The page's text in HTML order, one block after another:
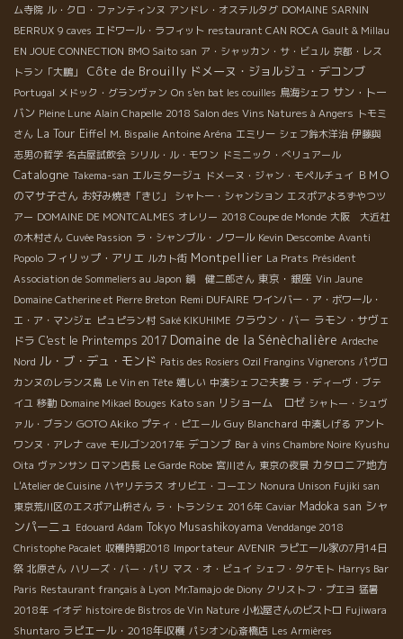
ム寺院 ル・クロ・ファンティンヌ アンドレ・オステルタグ DOMAINE SARNIN
BERRUX 9 caves エドワール・ラフィット restaurant CAN ROCA Gault & Millau
EN JOUE CONNECTION BMO Saito san ア・シャッカン・サ・ビュル 京都・レス
トラン「大鵬」
Côte de Brouilly ドメーヌ・ジョルジュ・デコンブ
Portugal メドック・グランヴァン On s'en bat les couilles 鳥海シェフ サン・トー
バン Pleine Lune Alain Chapelle 2018 Salon des Vins Natures à Angers トモミ
さん La Tour Eiffel M. Bispalie Antoine Aréna エミリー シェフ鈴木洋治 伊藤與
志男の哲学 名古屋試飲会 シリル・ル・モワン ドミニック・べリュアール
Catalogne Takema-san エルミタージュ ドメーヌ・ジャン・モペルチュイ ＢＭＯ
のマサ子さん お好み焼き「きじ」 シャトー・シャンション エスポアよろずやつツ
アー DOMAINE DE MONTCALMES オレリー 2018 Coupe de Monde 大阪 大近社
の木村さん Cuvée Passion ラ・シャンブル・ノワール Kevin Descombe Avanti
Popolo フィリップ・アリエ ルカト街 Montpellier La Prats Président
Association de Sommeliers au Japon 鏡 健二郎さん 東京・銀座 Vin Jaune
Domaine Catherine et Pierre Breton Remi DUFAIRE ワインバー・ア・ボワール・
エ・ア・マンジェ ピュピラン村 Saké KIKUHIME クラウン・バー ラモン・サヴェ
ドラ C'est le Printemps 2017 Domaine de la Sénèchalière Ardeche
Nord ル・ブ・デュ・モンド Patis des Rosiers Ozil Frangins Vignerons パヴロ
カンヌのレランス島 Le Vin en Tête 嬉しい 中湊シェフご夫妻 ラ・ディーヴ・ブテ
イユ 移動 Domaine Mikael Bouges Kato san リショーム ロゼ シャトー・シュヴ
ァル・ブラン GOTO Akiko プティ・ピエール Guy Blanchard 中湊しげる アント
ワンヌ・アレナ cave モルゴン2017年 デコンブ Bar à vins Chambre Noire Kyushu
Oita ヴァンサン ロマン店長 Le Garde Robe 宮川さん 東京の夜景 カタロニア地方
L'Atelier de Cuisine ハヤリテラス オリビエ・コーエン Nonura Unison Fujiki san
東京荒川区のエスポア山枡さん ラ・トランシェ 2016年 Caviar Madoka san シャ
ンパーニュ Edouard Adam Tokyo Musashikoyama Venddange 2018
Christophe Pacalet 収穫時期2018 Importateur AVENIR ラピエール家の7月14日
祭 北原さん ハリーズ・バー・パリ マス・オ・ビュイ シェフ・タケモト Harrys Bar
Paris Restaurant français à Lyon Mr.Tamajo de Diony クリストフ・プエヨ 猛暑
2018年 イオデ histoire de Bistros de Vin Nature 小松屋さんのビストロ Fujiwara
Shuntaro ラピエール・2018年収穫 パシオン心斎橋店 Les Armières